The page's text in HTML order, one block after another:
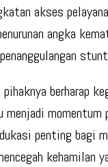
akses
angka
berharap
momentum
penting bagi
kehamilan